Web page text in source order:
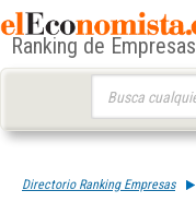
Ranking de Empresas
Directorio Ranking Empresas